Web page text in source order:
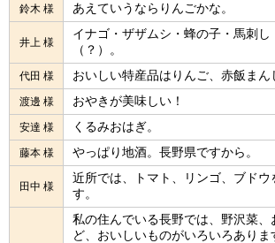
鈴木 様 あえていうならりんごかな。
井上 様
イナゴ・ザザムシ・蜂の子・馬刺し
（？）。
代田 様 おいしい特産品はりんご、赤飯まん
渡邊 様 おやきが美味しい！
安達 様 くるみおはぎ。
藤本 様 やっぱり地酒。長野県ですから。
田中 様
近所では、トマト、リンゴ、ブドウ
す。
私の住んでいる長野では、野沢菜、
ど、おいしいものがいろいろありま